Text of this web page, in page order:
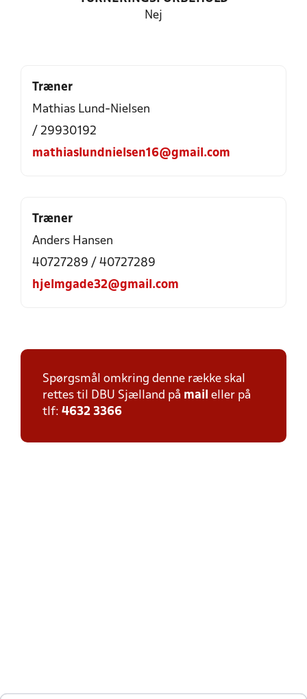
Nej
Træner
Mathias Lund-Nielsen
/ 29930192
mathiaslundnielsen16@gmail.com
Træner
Anders Hansen
40727289 / 40727289
hjelmgade32@gmail.com
Spørgsmål omkring denne række skal
rettes til DBU Sjælland på mail eller på
tlf: 4632 3366